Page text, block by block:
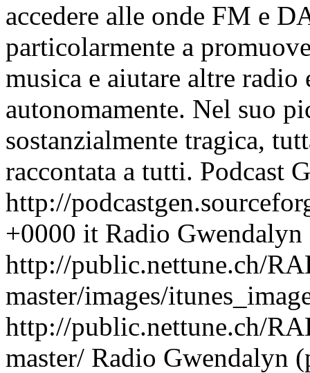
accedere alle onde FM e
particolarmente a
musica e aiutare altre radio
autonomamente. Nel suo
sostanzialmente tragica,
raccontata a tutti. Podcast
http://
+0000 it Radio Gwendalyn
http://public.nettune.ch/
master/images/
http://public.nettune.ch/
master/ Radio Gwendalyn